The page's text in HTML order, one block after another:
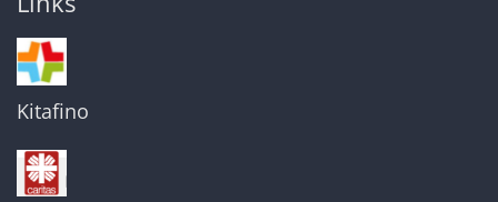
Kitafino